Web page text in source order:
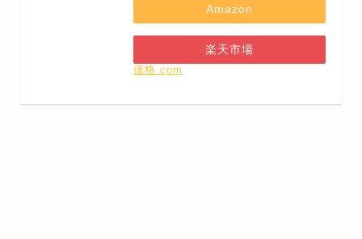
Amazon
楽天市場
価格.com